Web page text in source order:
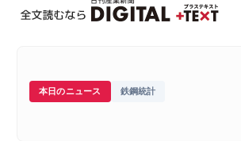
本日のニュース 鉄鋼統計